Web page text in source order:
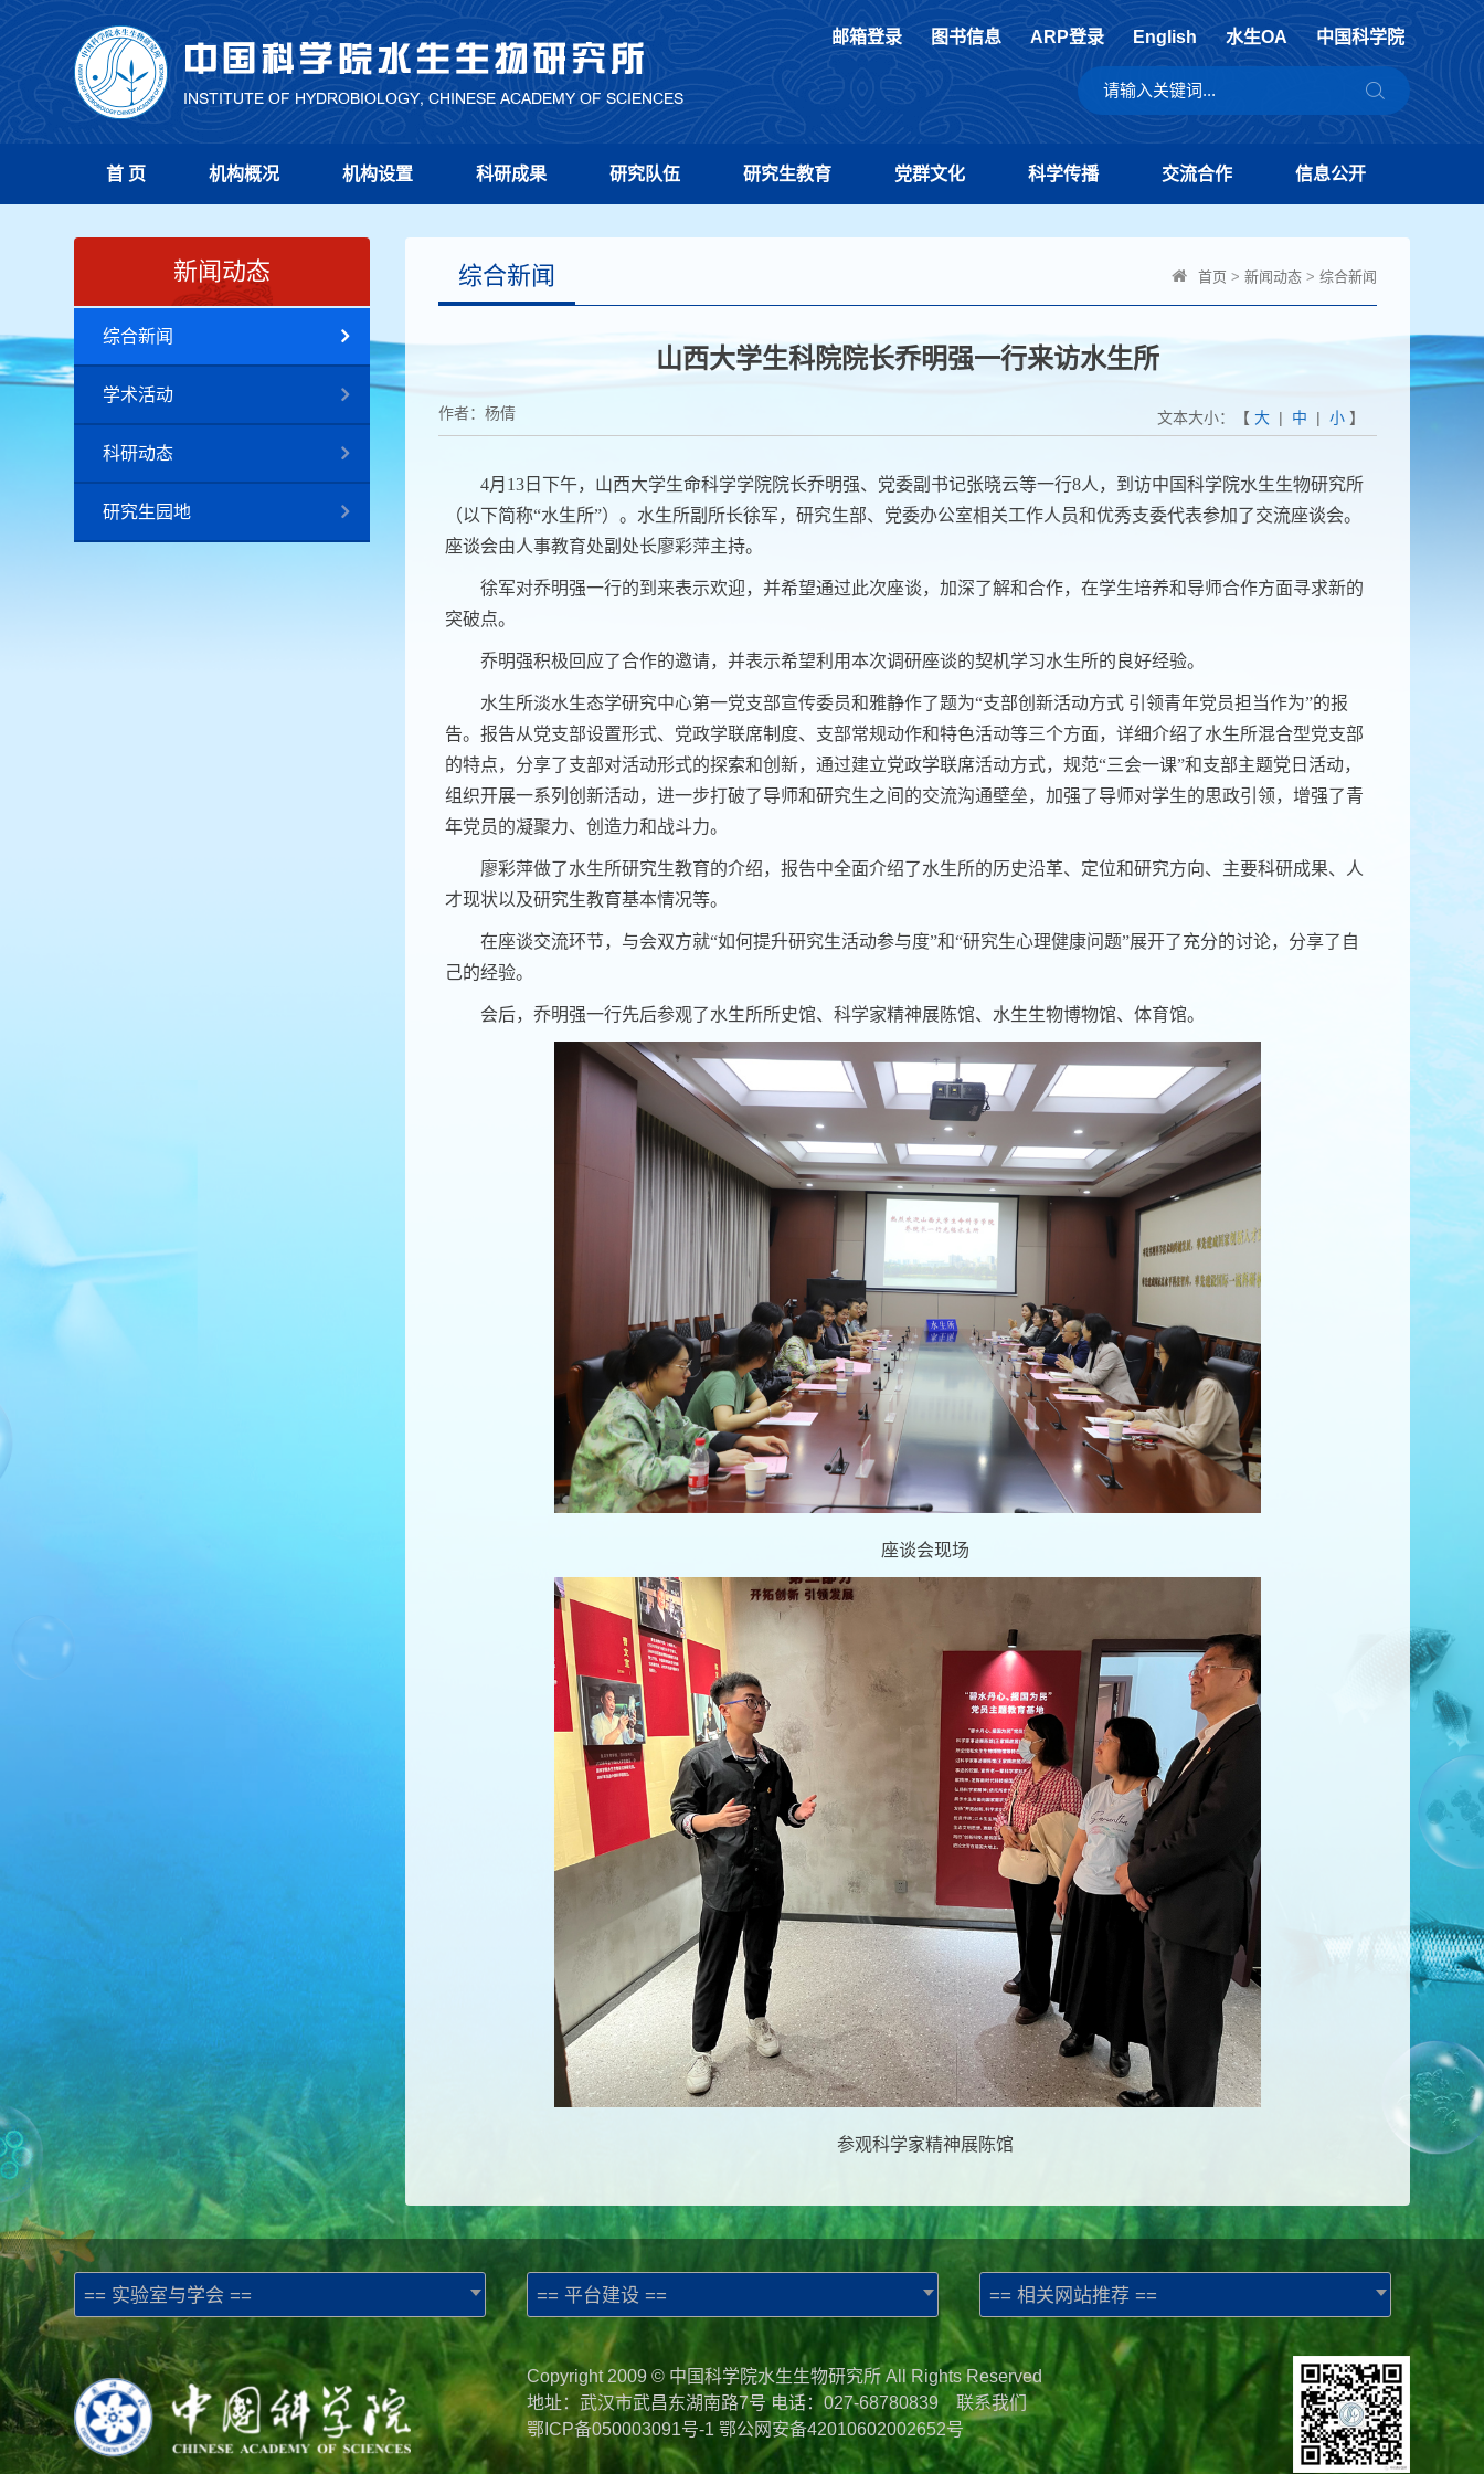
邮箱登录 图书信息 ARP登录 English 水生OA 中国科学院
首 页 机构概况 机构设置 科研成果 研究队伍 研究生教育 党群文化 科学传播 交流合作 信息公开
新闻动态
综合新闻
学术活动
科研动态
研究生园地
综合新闻 首页 > 新闻动态 > 综合新闻
山西大学生科院院长乔明强一行来访水生所
作者：杨倩 文本大小：【 大| 中 | 小】
4月13日下午，山西大学生命科学学院院长乔明强、党委副书记张晓云等一行8人， 到访中国科学院水生生物研究所
（以下简称“水生所”）。水生所副所长徐军，研究生部、党委办公室相关工作人员和优秀支委代表参加了交流座谈会。
座谈会由人事教育处副处长廖彩萍主持。
徐军对乔明强一行的到来表示欢迎，并希望通过此次座谈，加深了解和合作，在学生培养和导师合作方面寻求新的
突破点。
乔明强积极回应了合作的邀请，并表示希望利用本次调研座谈的契机学习水生所的良好经验。
水生所淡水生态学研究中心第一党支部宣传委员和雅静作了题为“支部创新活动方式 引领青年党员担当作为”的报
告。报告从党支部设置形式、党政学联席制度、支部常规动作和特色活动等三个方面，详细介绍了水生所混合型党支部
的特点，分享了支部对活动形式的探索和创新，通过建立党政学联席活动方式，规范“三会一课”和支部主题党日活动，
组织开展一系列创新活动，进一步打破了导师和研究生之间的交流沟通壁垒，加强了导师对学生的思政引领，增强了青
年党员的凝聚力、创造力和战斗力。
廖彩萍做了水生所研究生教育的介绍，报告中全面介绍了水生所的历史沿革、定位和研究方向、主要科研成果、人
才现状以及研究生教育基本情况等。
在座谈交流环节，与会双方就“如何提升研究生活动参与度”和“研究生心理健康问题”展开了充分的讨论，分享了自
己的经验。
会后，乔明强一行先后参观了水生所所史馆、科学家精神展陈馆、水生生物博物馆、体育馆。
座谈会现场
参观科学家精神展陈馆
== 实验室与学会 == == 平台建设 == == 相关网站推荐 ==
Copyright 2009 © 中国科学院水生生物研究所 All Rights Reserved
地址：武汉市武昌东湖南路7号 电话：027-68780839 联系我们
鄂ICP备050003091号-1 鄂公网安备42010602002652号